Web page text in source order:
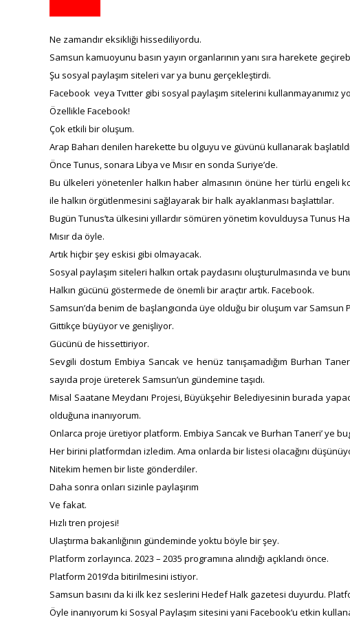
Ne zamandır eksikliği hissediliyordu.
Samsun kamuoyunu basın yayın organlarının yanı sıra harekete
Şu sosyal paylaşım siteleri var ya bunu gerçekleştirdi.
Facebook veya Tvıtter gibi sosyal paylaşım sitelerini kullanmayanımız
Özellikle Facebook!
Çok etkili bir oluşum.
Arap Baharı denilen harekette bu olguyu ve güvünü kullanarak
Önce Tunus, sonara Libya ve Mısır en sonda Suriye’de.
Bu ülkeleri yönetenler halkın haber almasının önüne her türlü engeli
ile halkın örgütlenmesini sağlayarak bir halk ayaklanması başlattılar.
Bugün Tunus’ta ülkesini yıllardır sömüren yönetim kovulduysa Tunus
Mısır da öyle.
Artık hiçbir şey eskisi gibi olmayacak.
Sosyal paylaşım siteleri halkın ortak paydasını oluşturulmasında ve
Halkın gücünü göstermede de önemli bir araçtır artık. Facebook.
Samsun’da benim de başlangıcında üye olduğu bir oluşum var Samsun
Gittikçe büyüyor ve genişliyor.
Gücünü de hissettiriyor.
Sevgili dostum Embiya Sancak ve henüz tanışamadığım Burhan
sayıda proje üreterek Samsun’un gündemine taşıdı.
Misal Saatane Meydanı Projesi, Büyükşehir Belediyesinin burada
olduğuna inanıyorum.
Onlarca proje üretiyor platform. Embiya Sancak ve Burhan Taneri’ ye
Her birini platformdan izledim. Ama onlarda bir listesi olacağını
Nitekim hemen bir liste gönderdiler.
Daha sonra onları sizinle paylaşırım
Ve fakat.
Hızlı tren projesi!
Ulaştırma bakanlığının gündeminde yoktu böyle bir şey.
Platform zorlayınca. 2023 – 2035 programına alındığı açıklandı önce.
Platform 2019’da bitirilmesini istiyor.
Samsun basını da ki ilk kez seslerini Hedef Halk gazetesi duyurdu.
Öyle inanıyorum ki Sosyal Paylaşım sitesini yani Facebook’u etkin